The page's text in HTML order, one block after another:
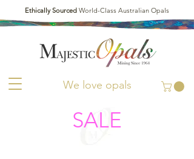
We love opals
Ethically Sourced World-Class Australian Opals
SALE